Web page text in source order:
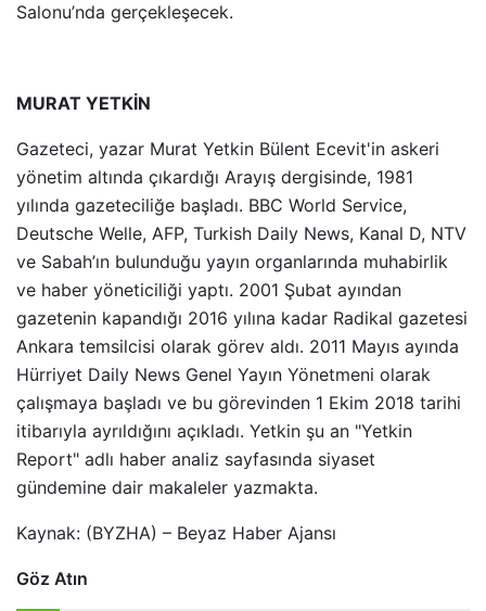
Salonu’nda gerçekleşecek.
MURAT YETKİN
Gazeteci, yazar Murat Yetkin Bülent Ecevit'in askeri
yönetim altında çıkardığı Arayış dergisinde, 1981
yılında gazeteciliğe başladı. BBC World Service,
Deutsche Welle, AFP, Turkish Daily News, Kanal D, NTV
ve Sabah’ın bulunduğu yayın organlarında muhabirlik
ve haber yöneticiliği yaptı. 2001 Şubat ayından
gazetenin kapandığı 2016 yılına kadar Radikal gazetesi
Ankara temsilcisi olarak görev aldı. 2011 Mayıs ayında
Hürriyet Daily News Genel Yayın Yönetmeni olarak
çalışmaya başladı ve bu görevinden 1 Ekim 2018 tarihi
itibarıyla ayrıldığını açıkladı. Yetkin şu an "Yetkin
Report" adlı haber analiz sayfasında siyaset
gündemine dair makaleler yazmakta.
Kaynak: (BYZHA) – Beyaz Haber Ajansı
Göz Atın